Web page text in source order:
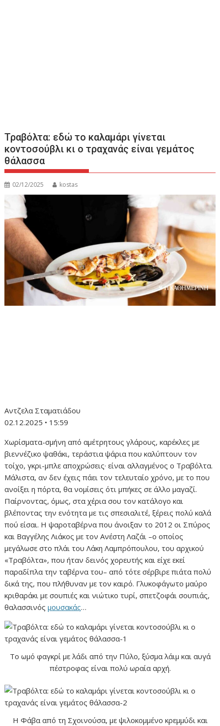
Τραβόλτα: εδώ το καλαμάρι γίνεται
κοντοσούβλι κι ο τραχανάς είναι γεμάτος
θάλασσα
02/12/2025 kostas
Αντζελα Σταματιάδου
02.12.2025 • 15:59
Χωρίσματα-σμήνη από αμέτρητους γλάρους, καρέκλες με
βιεννέζικο ψαθάκι, τεράστια ψάρια που καλύπτουν τον
τοίχο, γκρι-μπλε αποχρώσεις· είναι αλλαγμένος ο Τραβόλτα.
Μάλιστα, αν δεν έχεις πάει τον τελευταίο χρόνο, με το που
ανοίξει η πόρτα, θα νομίσεις ότι μπήκες σε άλλο μαγαζί.
Παίρνοντας, όμως, στα χέρια σου τον κατάλογο και
βλέποντας την ενότητα με τις σπεσιαλιτέ, ξέρεις πολύ καλά
πού είσαι. Η ψαροταβέρνα που άνοιξαν το 2012 οι Σπύρος
και Βαγγέλης Λιάκος με τον Ανέστη Λαζάι –ο οποίος
μεγάλωσε στο πλάι του Λάκη Λαμπρόπουλου, του αρχικού
«Τραβόλτα», που ήταν δεινός χορευτής και είχε εκεί
παραδίπλα την ταβέρνα του– από τότε σέρβιρε πιάτα πολύ
δικά της, που πλήθυναν με τον καιρό. Γλυκοφάγωτο μαύρο
κριθαράκι με σουπιές και νιώτικο τυρί, σπετζοφάι σουπιάς,
θαλασσινόςμουσακάς…
Το ωμό φαγκρί με λάδι από την Πύλο, ξύσμα λάιμ και αυγά
πέστροφας είναι πολύ ωραία αρχή.
Η Φάβα από τη Σχοινούσα, με ψιλοκομμένο κρεμμύδι και